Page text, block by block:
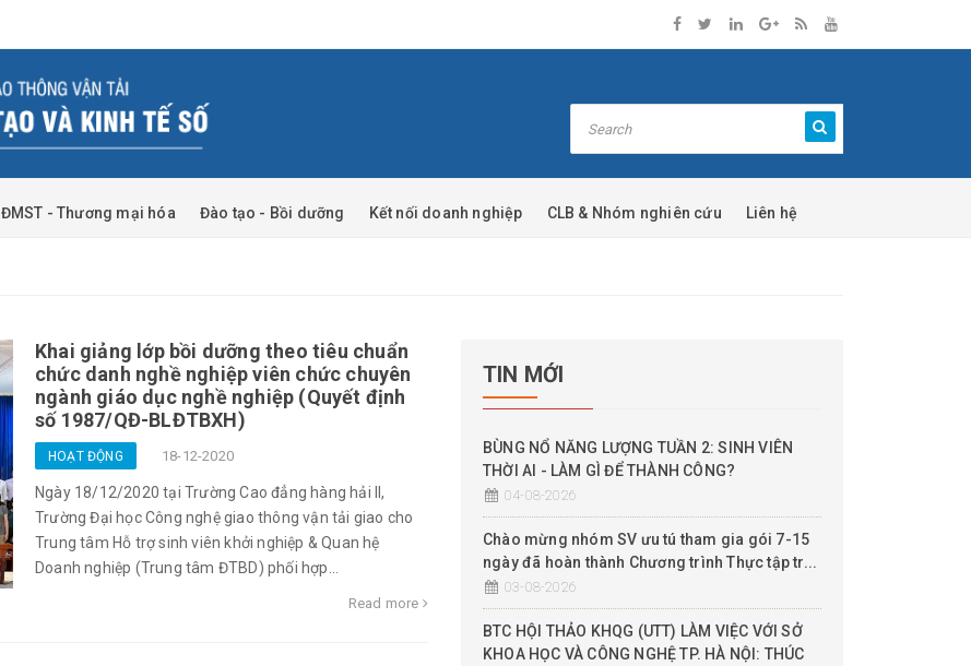
ĐMST - Thương mại hóa Đào tạo - Bồi dưỡng Kết nối doanh nghiệp CLB & Nhóm nghiên cứu Liên hệ
Khai giảng lớp bồi dưỡng theo tiêu chuẩn
chức danh nghề nghiệp viên chức chuyên
ngành giáo dục nghề nghiệp (Quyết định
số 1987/QĐ-BLĐTBXH)
HOẠT ĐỘNG 18-12-2020
Ngày 18/12/2020 tại Trường Cao đẳng hàng hải II,
Trường Đại học Công nghệ giao thông vận tải giao cho
Trung tâm Hỗ trợ sinh viên khởi nghiệp & Quan hệ
Doanh nghiệp (Trung tâm ĐTBD) phối hợp...
Read more
TIN MỚI
BÙNG NỔ NĂNG LƯỢNG TUẦN 2: SINH VIÊN
THỜI AI - LÀM GÌ ĐỂ THÀNH CÔNG?
04-08-2026
Chào mừng nhóm SV ưu tú tham gia gói 7-15
ngày đã hoàn thành Chương trình Thực tập tr...
03-08-2026
BTC HỘI THẢO KHQG (UTT) LÀM VIỆC VỚI SỞ
KHOA HỌC VÀ CÔNG NGHỆ TP. HÀ NỘI: THÚC